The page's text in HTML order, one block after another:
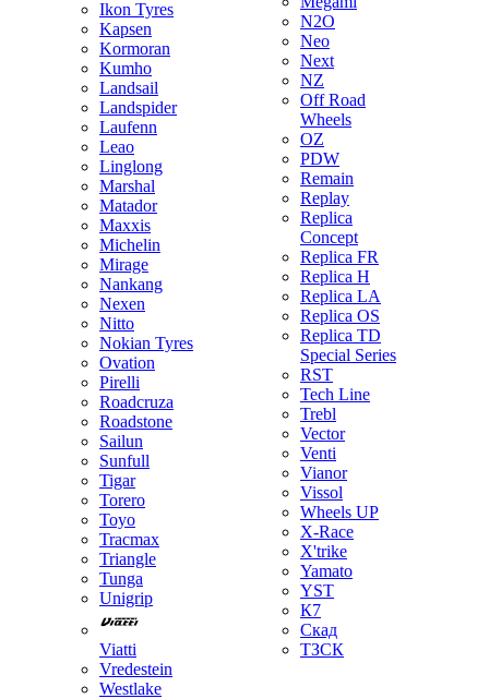
Ikon Tyres
Kapsen
Kormoran
Kumho
Landsail
Landspider
Laufenn
Leao
Linglong
Marshal
Matador
Maxxis
Michelin
Mirage
Nankang
Nexen
Nitto
Nokian Tyres
Ovation
Pirelli
Roadcruza
Roadstone
Sailun
Sunfull
Tigar
Torero
Toyo
Tracmax
Triangle
Tunga
Unigrip
Viatti
Vredestein
Westlake
N2O
Neo
Next
NZ
Off Road
Wheels
OZ
PDW
Remain
Replay
Replica
Concept
Replica FR
Replica H
Replica LA
Replica OS
Replica TD
Special Series
RST
Tech Line
Trebl
Vector
Venti
Vianor
Vissol
Wheels UP
X-Race
X'trike
Yamato
YST
К7
Скад
ТЗСК